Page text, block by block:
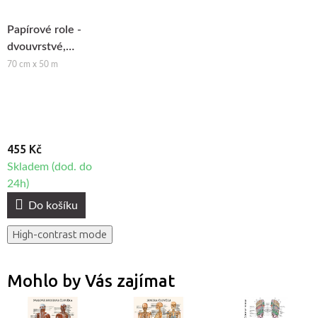
Papírové role -
dvouvrstvé,
perforované 70,
70 cm x 50 m
455 Kč
Skladem (dod. do
24h)
Do košíku
High-contrast mode
Mohlo by Vás zajímat